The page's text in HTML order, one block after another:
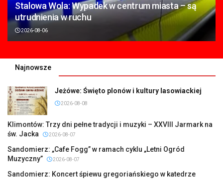
Stalowa Wola: Wypadek w centrum miasta – są
utrudnienia w ruchu
2026-08-06
Najnowsze
Jeżówe: Święto plonów i kultury lasowiackiej
2026-08-08
Klimontów: Trzy dni pełne tradycji i muzyki – XXVIII Jarmark na
św. Jacka
2026-08-07
Sandomierz: „Cafe Fogg” w ramach cyklu „Letni Ogród
Muzyczny”
2026-08-07
Sandomierz: Koncert śpiewu gregoriańskiego w katedrze